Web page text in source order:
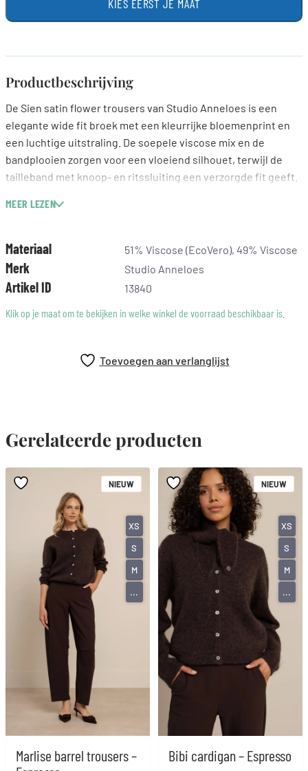
KIES EERST JE MAAT
Productbeschrijving
De Sien satin flower trousers van Studio Anneloes is een
elegante wide fit broek met een kleurrijke bloemenprint en
een luchtige uitstraling. De soepele viscose mix en de
bandplooien zorgen voor een vloeiend silhouet, terwijl de
tailleband met knoop- en ritssluiting een verzorgde fit geeft.
feestelijke momenten.
Grass Green, Pop Pink
Print: Bloemen
Wide fit
Bandplooien
Knoop- en ritssluiting
Deze broek valt op door de levendige bloemenprint in
een frisse en vrouwelijke uitstraling. Ideaal voor een bruiloft,
maar ook perfect voor een zomers diner of een andere
feestelijke gelegenheid.
MEER LEZEN
Materiaal 51% Viscose (EcoVero), 49% Viscose
Merk Studio Anneloes
Artikel ID
13840
Klik op je maat om te bekijken in welke winkel de voorraad beschikbaar is.
Toevoegen aan verlanglijst
Gerelateerde producten
Marlise barrel trousers –
NIEUW
XS
S
M
...
Bibi cardigan – Espresso
NIEUW
XS
S
M
...